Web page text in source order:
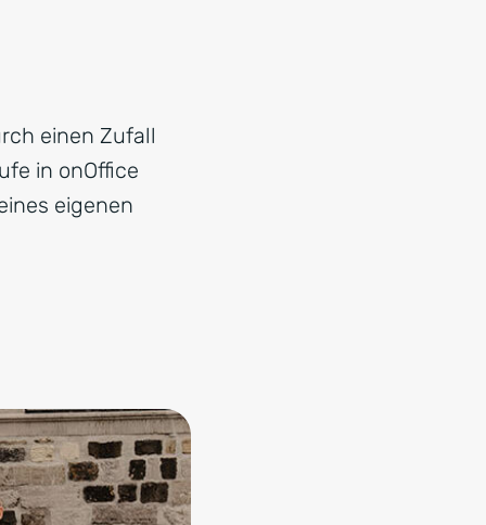
einen Zufall
in onOffice
eigenen